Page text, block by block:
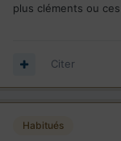
plus cléments ou
Citer
Habitués